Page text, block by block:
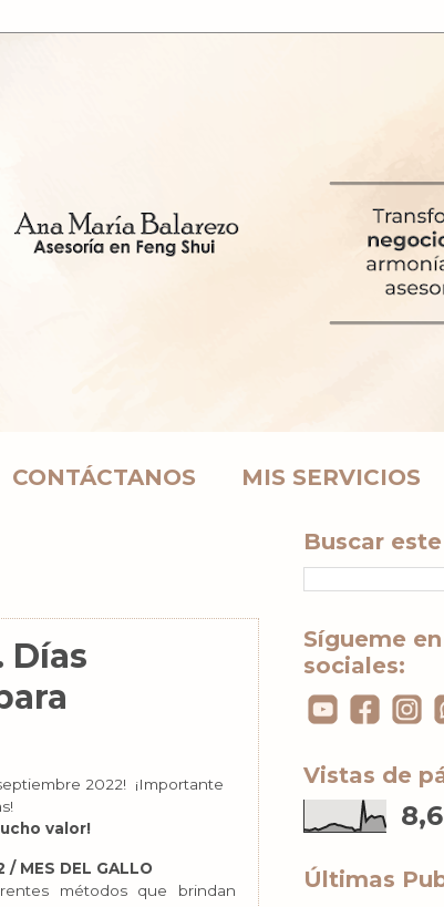
CONTÁCTANOS MIS SERVICIOS
Días
2022!
¡Importante
valor!
/ MES DEL GALLO
métodos que brindan
Buscar
Sígueme
sociales:
Vistas de
Últimas